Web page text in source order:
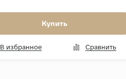
Купить
В избранное Сравнить